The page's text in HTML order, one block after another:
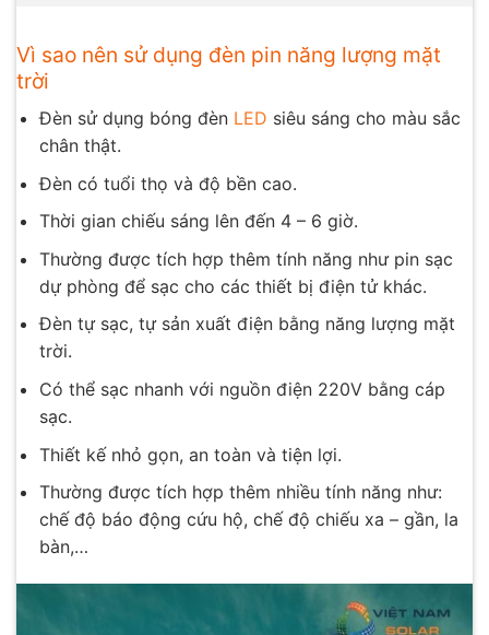
Vì sao nên sử dụng đèn pin năng lượng mặt
trời
Đèn sử dụng bóng đèn LED siêu sáng cho màu sắc
chân thật.
Đèn có tuổi thọ và độ bền cao.
Thời gian chiếu sáng lên đến 4 – 6 giờ.
Thường được tích hợp thêm tính năng như pin sạc
dự phòng để sạc cho các thiết bị điện tử khác.
Đèn tự sạc, tự sản xuất điện bằng năng lượng mặt
trời.
Có thể sạc nhanh với nguồn điện 220V bằng cáp
sạc.
Thiết kế nhỏ gọn, an toàn và tiện lợi.
Thường được tích hợp thêm nhiều tính năng như:
chế độ báo động cứu hộ, chế độ chiếu xa – gần, la
bàn,…